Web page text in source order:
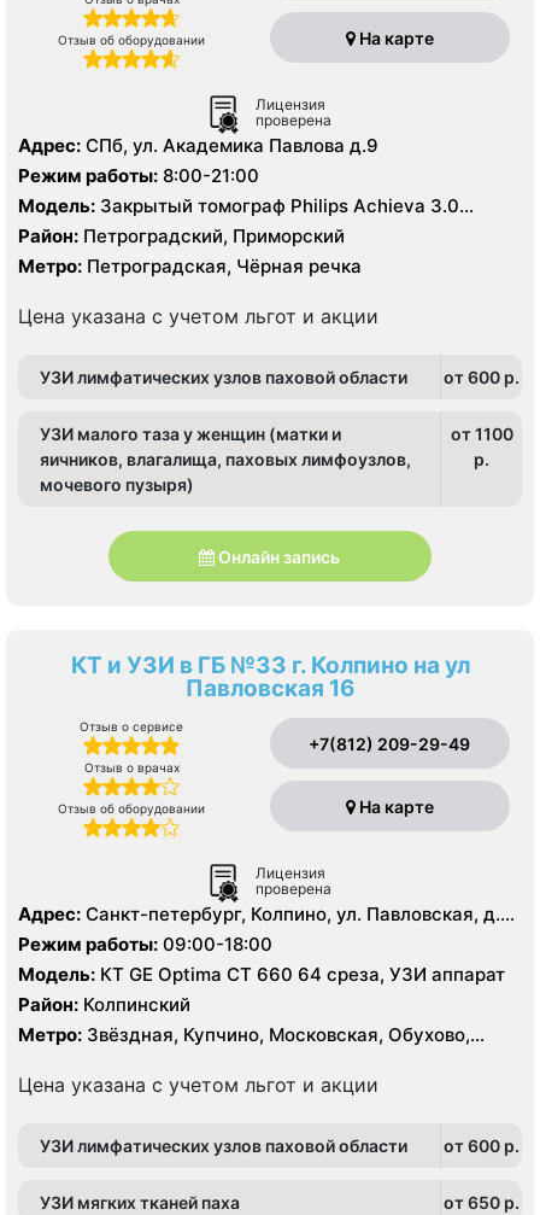
Отзыв об оборудовании На карте
Лицензия
проверена
Адрес: СПб, ул. Академика Павлова д.9
Режим работы: 8:00-21:00
Модель: Закрытый томограф Philips Achieva 3.0
Тесла, КТ Philips Gemini TF Base 16 срезов
Район: Петроградский, Приморский
Метро: Петроградская, Чёрная речка
Цена указана с учетом льгот и акции
УЗИ лимфатических узлов паховой области от 600 p.
УЗИ малого таза у женщин (матки и
яичников, влагалища, паховых лимфоузлов,
мочевого пузыря)
от 1100
p.
Онлайн запись
КТ и УЗИ в ГБ №33 г. Колпино на ул
Павловская 16
Отзыв о сервисе
Отзыв о врачах
Отзыв об оборудовании
+7(812) 209-29-49
На карте
Лицензия
проверена
Адрес: Санкт-петербург, Колпино, ул. Павловская, д.
16, стр. 2, лит. А
Режим работы: 09:00-18:00
Модель: КТ GE Optima CT 660 64 среза, УЗИ аппарат
Район: Колпинский
Метро: Звёздная, Купчино, Московская, Обухово,
Цена указана с учетом льгот и акции
УЗИ лимфатических узлов паховой области от 600 p.
УЗИ мягких тканей паха от 650 p.